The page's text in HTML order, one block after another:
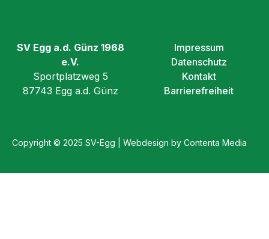
SV Egg a.d. Günz 1968
e.V.
Sportplatzweg 5
87743 Egg a.d. Günz
Impressum
Datenschutz
Kontakt
Barrierefreiheit
Copyright © 2025 SV-Egg | Webdesign by Contenta Media